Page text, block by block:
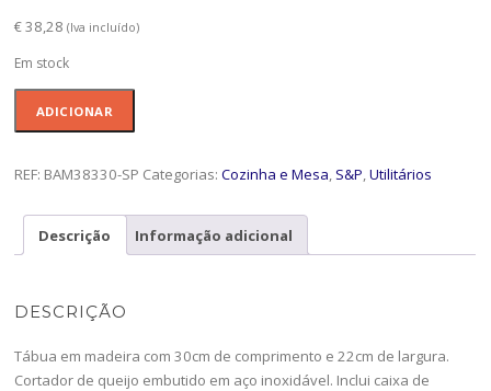
€38,28 (Iva incluído)
Em stock
quadr.22x30cm
BAM38330-
ADICIONAR
REF: BAM38330-SP Categorias:Cozinha e Mesa, S&P,Utilitários
Descrição Informação adicional
DESCRIÇÃO
Tábua em madeira com 30cm de comprimento e 22cm de largura.
Cortador de queijo embutido em aço inoxidável. Inclui caixa de